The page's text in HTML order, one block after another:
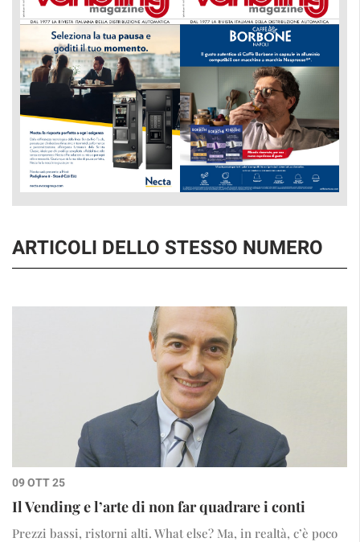
ARTICOLI DELLO STESSO NUMERO
09 OTT 25
Il Vending e l’arte di non far quadrare i conti
Prezzi bassi, ristorni alti. What else? Ma, in realtà, c’è poco